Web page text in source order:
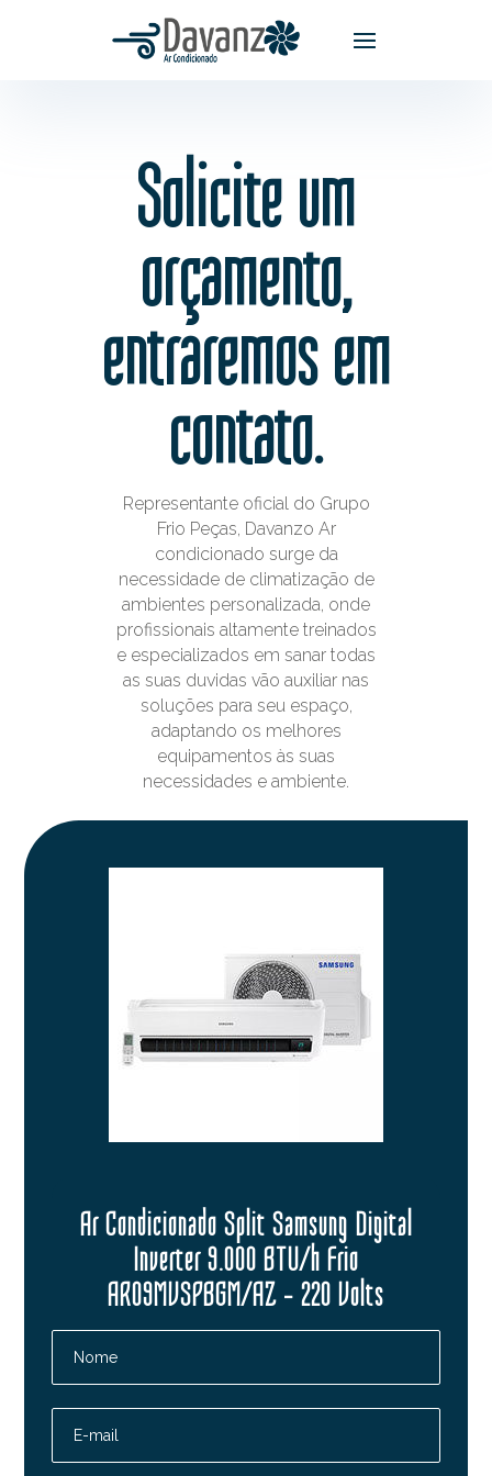
Solicite um
orçamento,
entraremos em
contato.
Representante oficial do Grupo
Frio Peças, Davanzo Ar
condicionado surge da
necessidade de climatização de
ambientes personalizada, onde
profissionais altamente treinados
e especializados em sanar todas
as suas duvidas vão auxiliar nas
soluções para seu espaço,
adaptando os melhores
equipamentos às suas
necessidades e ambiente.
Ar Condicionado Split Samsung Digital
Inverter 9.000 BTU/h Frio
AR09MVSPBGM/AZ – 220 Volts
Nome
E-mail